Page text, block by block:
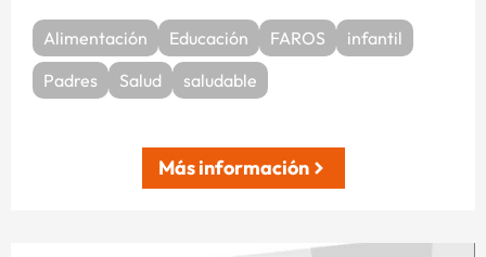
Alimentación Educación FAROS
infantil
Padres
Salud saludable
Más información